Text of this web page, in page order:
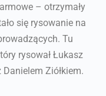
– otrzymały
się rysowanie na
Tu
rysował Łukasz
Danielem Ziółkiem.